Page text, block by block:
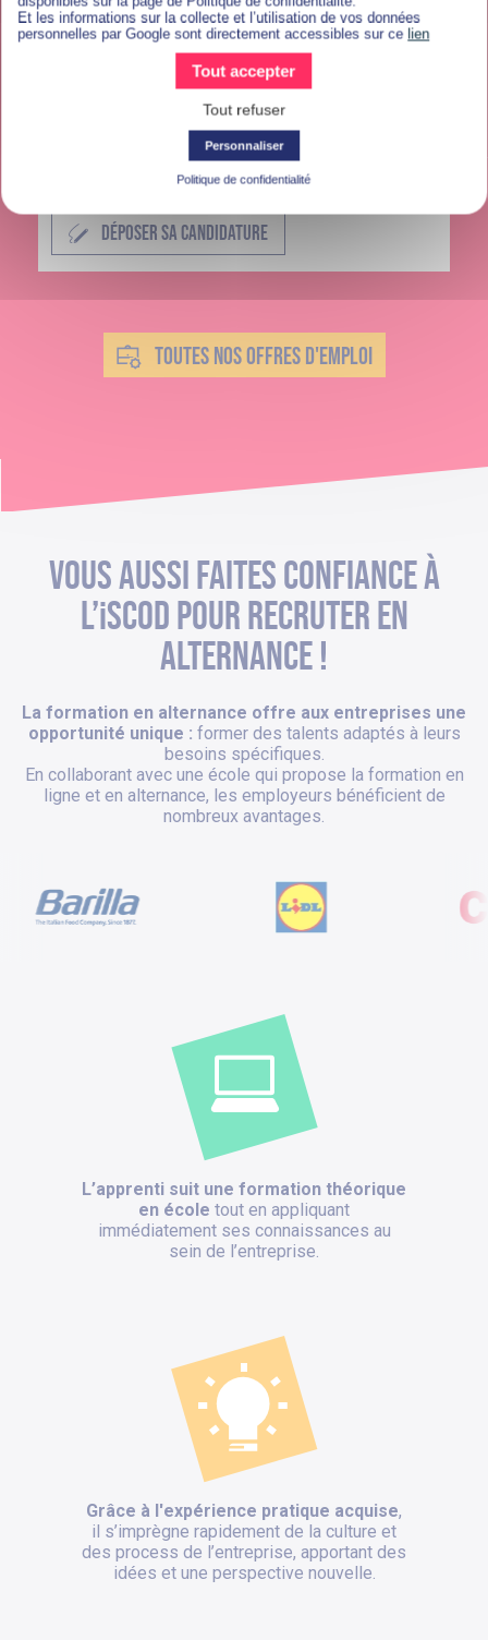
Commercial et Relation Client
Alternance Attaché(e) commercial
événementiel - Montrouge (F/H)
DÉPOSER SA CANDIDATURE
TOUTES NOS OFFRES D'EMPLOI
VOUS AUSSI FAITES CONFIANCE À
L’iSCOD POUR RECRUTER EN
ALTERNANCE !
La formation en alternance offre aux entreprises une
opportunité unique : former des talents adaptés à leurs
besoins spécifiques.
En collaborant avec une école qui propose la formation en
ligne et en alternance, les employeurs bénéficient de
nombreux avantages.
L’apprenti suit une formation théorique
en école tout en appliquant
immédiatement ses connaissances au
sein de l’entreprise.
Grâce à l'expérience pratique acquise,
il s’imprègne rapidement de la culture et
des process de l’entreprise, apportant des
idées et une perspective nouvelle.
Et les informations sur la collecte et l’utilisation de vos données
personnelles par Google sont directement accessibles sur ce lien
Tout accepter
Tout refuser
Personnaliser
Politique de confidentialité